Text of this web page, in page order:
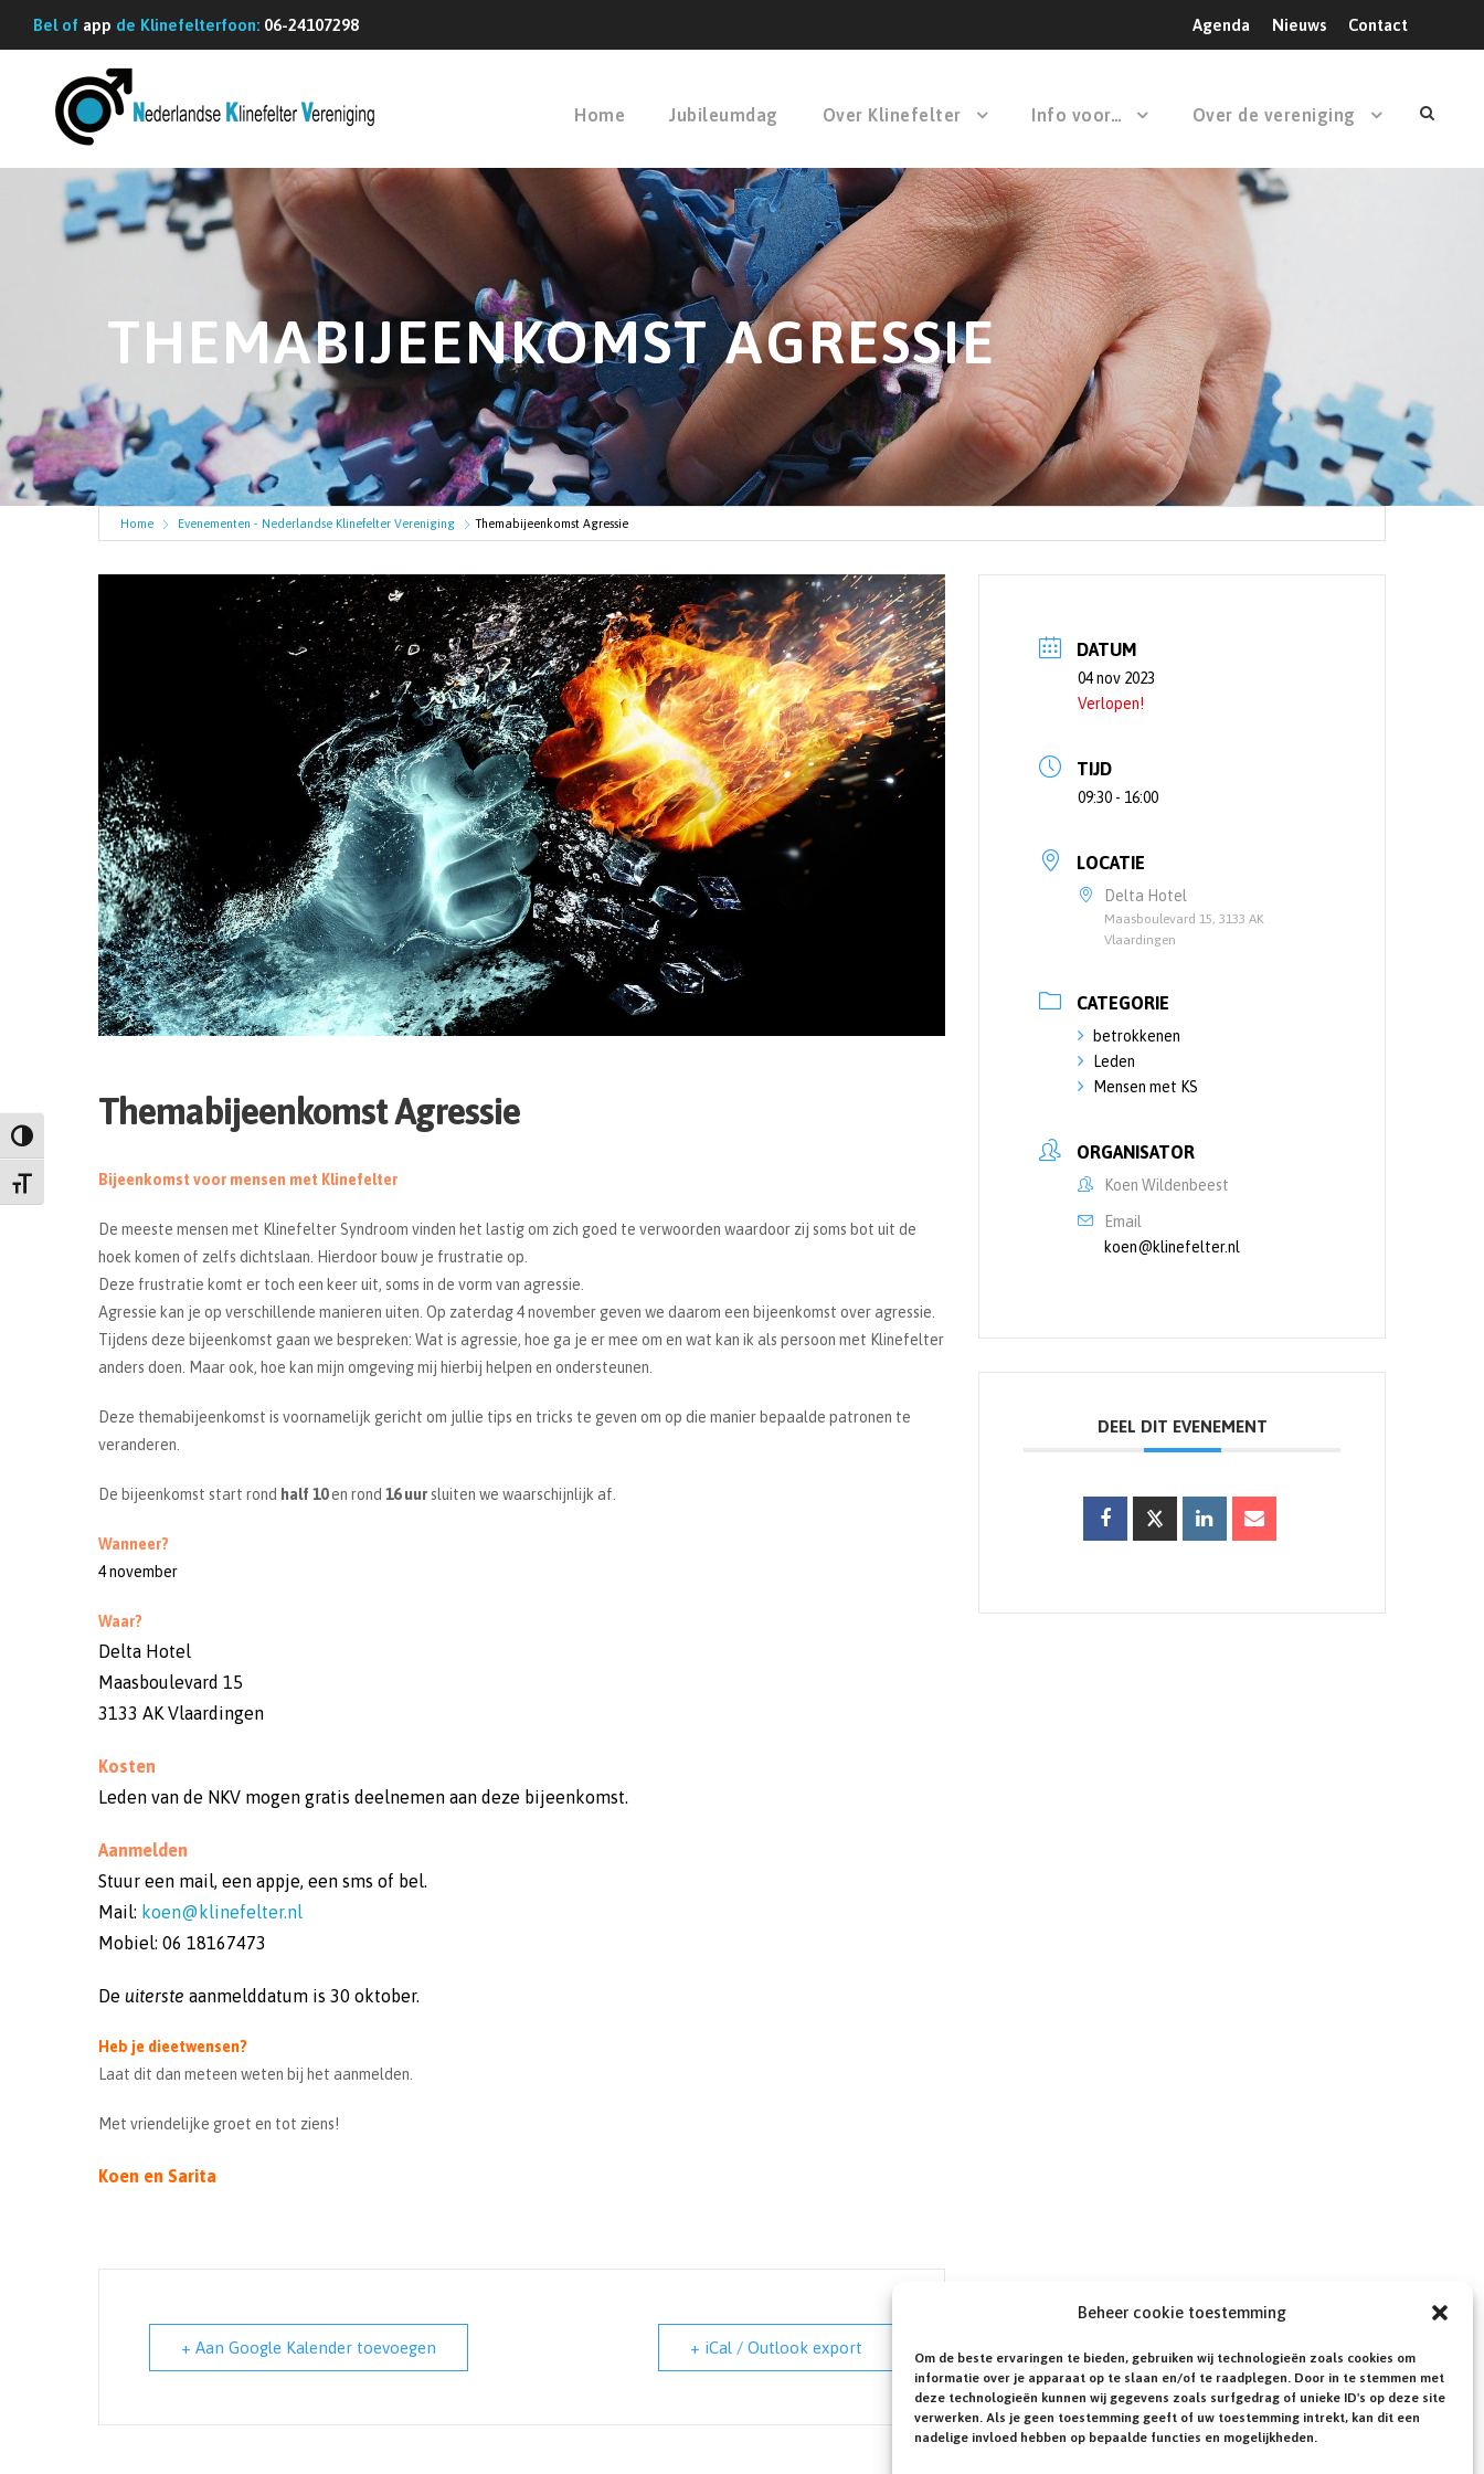
Beheer cookie toestemming
Om de beste ervaringen te bieden, gebruiken wij technologieën zoals cookies om
informatie over je apparaat op te slaan en/of te raadplegen. Door in te stemmen met
deze technologieën kunnen wij gegevens zoals surfgedrag of unieke ID's op deze site
verwerken. Als je geen toestemming geeft of uw toestemming intrekt, kan dit een
nadelige invloed hebben op bepaalde functies en mogelijkheden.
a
u
d
Keuze voor hoog contrast
Kies grootte van het lettertype
Bel of app de Klinefelterfoon: 06-24107298 Agenda Nieuws Contact
Home Jubileumdag Over Klinefelter Info voor… Over de vereniging
THEMABIJEENKOMST AGRESSIE
Home Evenementen - Nederlandse Klinefelter Vereniging Themabijeenkomst Agressie
Themabijeenkomst Agressie
Bijeenkomst voor mensen met Klinefelter
De meeste mensen met Klinefelter Syndroom vinden het lastig om zich goed te verwoorden waardoor zij soms bot uit de
hoek komen of zelfs dichtslaan. Hierdoor bouw je frustratie op.
Deze frustratie komt er toch een keer uit, soms in de vorm van agressie.
Agressie kan je op verschillende manieren uiten. Op zaterdag 4 november geven we daarom een bijeenkomst over agressie.
Tijdens deze bijeenkomst gaan we bespreken: Wat is agressie, hoe ga je er mee om en wat kan ik als persoon met Klinefelter
anders doen. Maar ook, hoe kan mijn omgeving mij hierbij helpen en ondersteunen.
Deze themabijeenkomst is voornamelijk gericht om jullie tips en tricks te geven om op die manier bepaalde patronen te
veranderen.
De bijeenkomst start rond half 10en rond 16 uursluiten we waarschijnlijk af.
Wanneer?
4 november
Waar?
Delta Hotel
Maasboulevard 15
3133 AK Vlaardingen
Kosten
Leden van de NKV mogen gratis deelnemen aan deze bijeenkomst.
Aanmelden
Stuur een mail, een appje, een sms of bel.
Mail: koen@klinefelter.nl
Mobiel: 06 18167473
De uiterste aanmelddatum is 30 oktober.
Heb je dieetwensen?
Laat dit dan meteen weten bij het aanmelden.
Met vriendelijke groet en tot ziens!
Koen en Sarita
+ Aan Google Kalender toevoegen + iCal / Outlook export
DATUM
04 nov 2023
Verlopen!
TIJD
09:30 - 16:00
LOCATIE
Delta Hotel
Maasboulevard 15, 3133 AK
Vlaardingen
CATEGORIE
betrokkenen
Leden
Mensen met KS
ORGANISATOR
Koen Wildenbeest
Email
koen@klinefelter.nl
DEEL DIT EVENEMENT